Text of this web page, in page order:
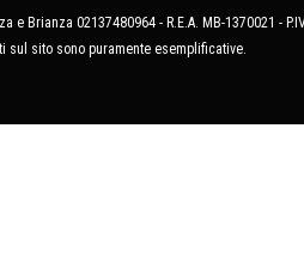
Brianza 02137480964 - R.E.A. MB-1370021 -
sul sito sono puramente esemplificative.